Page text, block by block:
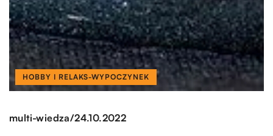
HOBBY I RELAKS-WYPOCZYNEK
multi-wiedza/24.10.2022